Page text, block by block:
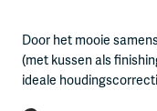
Door het mooie
(met kussen als
ideale